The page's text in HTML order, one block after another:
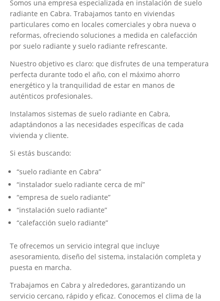
Somos una empresa especializada en instalación de suelo
radiante en Cabra. Trabajamos tanto en viviendas
particulares como en locales comerciales y obra nueva o
reformas, ofreciendo soluciones a medida en calefacción
por suelo radiante y suelo radiante refrescante.
Nuestro objetivo es claro: que disfrutes de una temperatura
perfecta durante todo el año, con el máximo ahorro
energético y la tranquilidad de estar en manos de
auténticos profesionales.
Instalamos sistemas de suelo radiante en Cabra,
adaptándonos a las necesidades específicas de cada
vivienda y cliente.
Si estás buscando:
“suelo radiante en Cabra”
“instalador suelo radiante cerca de mí”
“empresa de suelo radiante”
“instalación suelo radiante”
“calefacción suelo radiante”
Te ofrecemos un servicio integral que incluye
asesoramiento, diseño del sistema, instalación completa y
puesta en marcha.
Trabajamos en Cabra y alrededores, garantizando un
servicio cercano, rápido y eficaz. Conocemos el clima de la